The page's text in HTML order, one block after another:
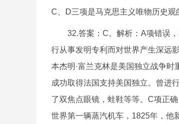
C、D三项是马克思主义唯物历史观
32.答案：C。解析：A项错误，
行从事发明专利而对世界产生深远
本杰明·富兰克林是美国独立战争
成功取得法国支持美国独立。曾进
了双焦点眼镜，蛙鞋等等。C项正
世界第一辆蒸汽机车，1825年，他